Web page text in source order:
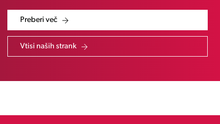
Preberi več
Vtisi naših strank